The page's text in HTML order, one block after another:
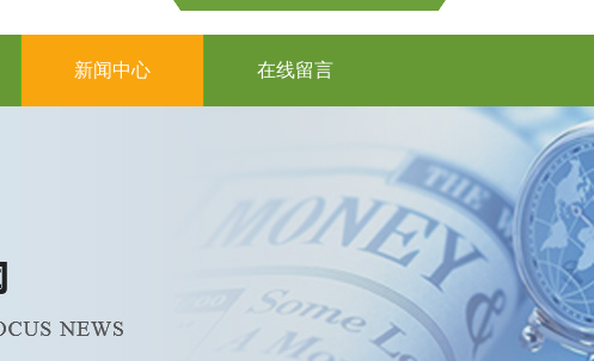
新闻中心 在线留言